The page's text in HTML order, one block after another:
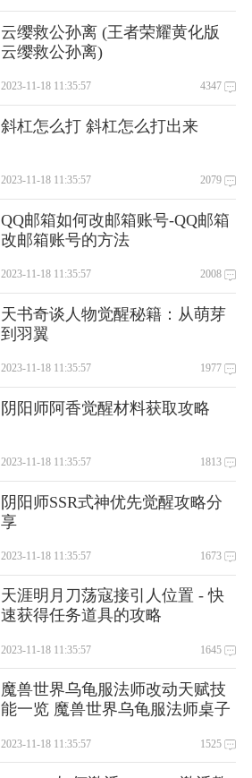
云缨救公孙离 (王者荣耀黄化版
云缨救公孙离)
2023-11-18 11:35:57 4347
斜杠怎么打 斜杠怎么打出来
2023-11-18 11:35:57 2079
QQ邮箱如何改邮箱账号-QQ邮箱
改邮箱账号的方法
2023-11-18 11:35:57 2008
天书奇谈人物觉醒秘籍：从萌芽
到羽翼
2023-11-18 11:35:57 1977
阴阳师阿香觉醒材料获取攻略
2023-11-18 11:35:57 1813
阴阳师SSR式神优先觉醒攻略分
享
2023-11-18 11:35:57 1673
天涯明月刀荡寇接引人位置 - 快
速获得任务道具的攻略
2023-11-18 11:35:57 1645
魔兽世界乌龟服法师改动天赋技
能一览 魔兽世界乌龟服法师桌子
2023-11-18 11:35:57 1525